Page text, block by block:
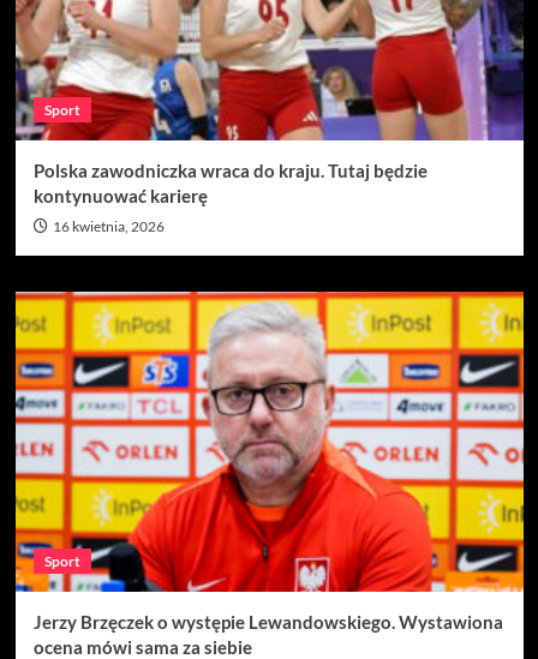
Sport
Polska zawodniczka wraca do kraju. Tutaj będzie
kontynuować karierę
16 kwietnia, 2026
Sport
Jerzy Brzęczek o występie Lewandowskiego. Wystawiona
ocena mówi sama za siebie